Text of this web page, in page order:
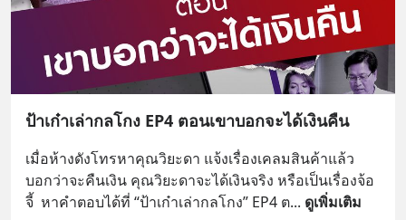
ป้าเก๋าเล่ากลโกง EP4 ตอนเขาบอกจะได้เงินคืน
เมื่อห้างดังโทรหาคุณวิยะดา แจ้งเรื่องเคลมสินค้าแล้ว
บอกว่าจะคืนเงิน คุณวิยะดาจะได้เงินจริง หรือเป็นเรื่องจ้อ
จี้  หาคำตอบได้ที่ “ป้าเก๋าเล่ากลโกง” EP4 ต... ดูเพิ่มเติม